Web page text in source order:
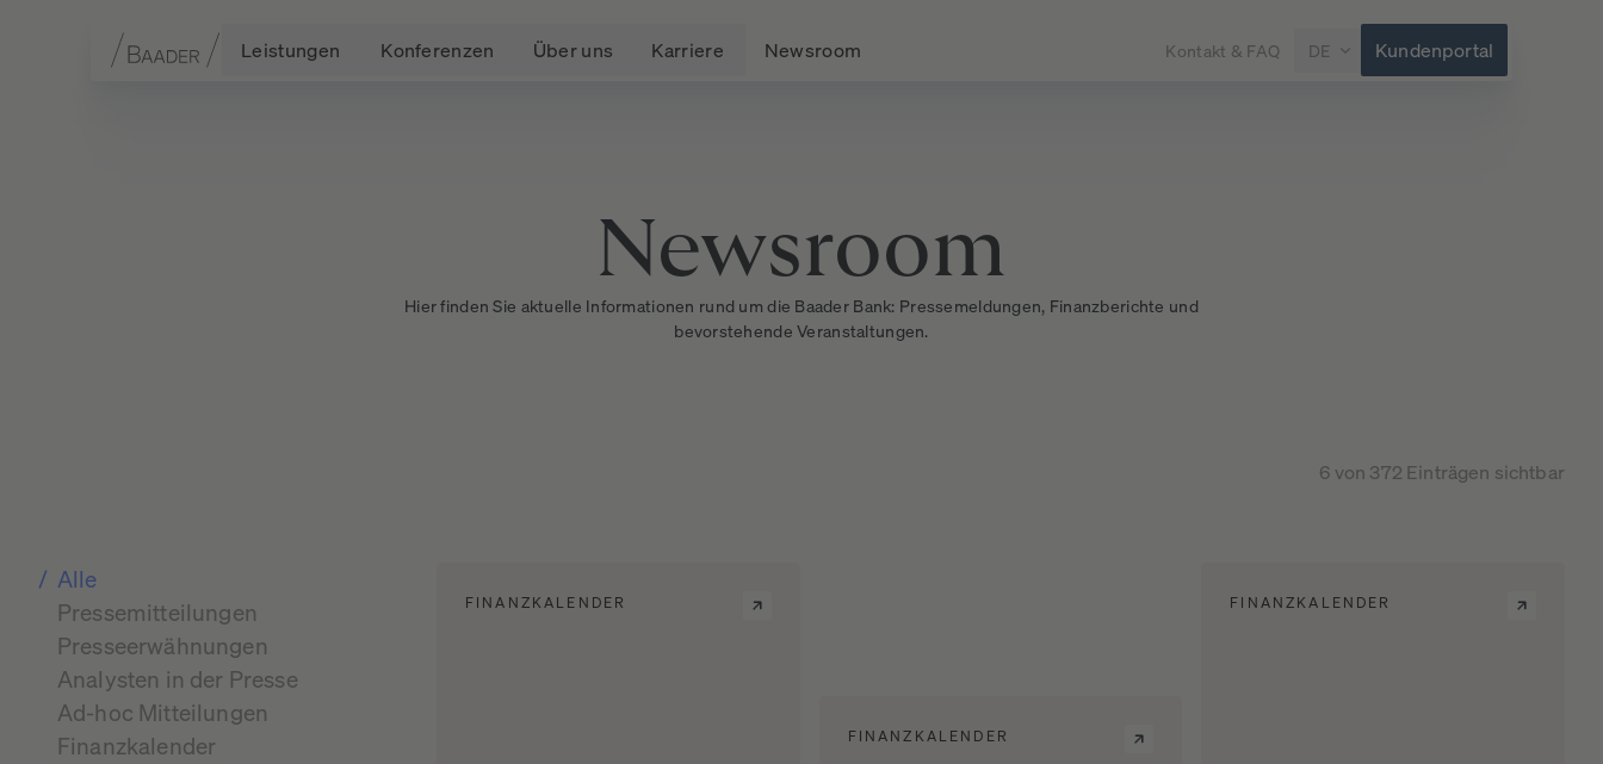
Leistungen Konferenzen Über uns Karriere Newsroom Kontakt & FAQ DE Kundenportal
Newsroom
Hier finden Sie aktuelle Informationen rund um die Baader Bank: Pressemeldungen, Finanzberichte und
bevorstehende Veranstaltungen.
6 von 372 Einträgen sichtbar
Alle
Pressemitteilungen
Presseerwähnungen
Analysten in der Presse
Ad-hoc Mitteilungen
Finanzkalender
FINANZKALENDER
FINANZKALENDER
FINANZKALENDER